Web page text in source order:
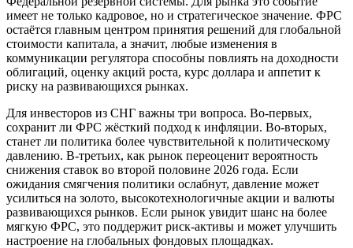
имеет не только кадровое, но и стратегическое значение. ФРС
остаётся главным центром принятия решений для глобальной
стоимости капитала, а значит, любые изменения в
коммуникации регулятора способны повлиять на доходности
облигаций, оценку акций роста, курс доллара и аппетит к
риску на развивающихся рынках.
Для инвесторов из СНГ важны три вопроса. Во-первых,
сохранит ли ФРС жёсткий подход к инфляции. Во-вторых,
станет ли политика более чувствительной к политическому
давлению. В-третьих, как рынок переоценит вероятность
снижения ставок во второй половине 2026 года. Если
ожидания смягчения политики ослабнут, давление может
усилиться на золото, высокотехнологичные акции и валюты
развивающихся рынков. Если рынок увидит шанс на более
мягкую ФРС, это поддержит риск-активы и может улучшить
настроение на глобальных фондовых площадках.